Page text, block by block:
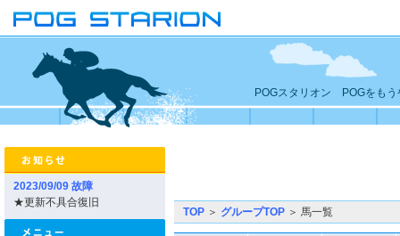
POGスタリオン POGをもう
2023/09/09 故障
★更新不具合復旧
TOP ＞ グループTOP ＞ 馬一覧